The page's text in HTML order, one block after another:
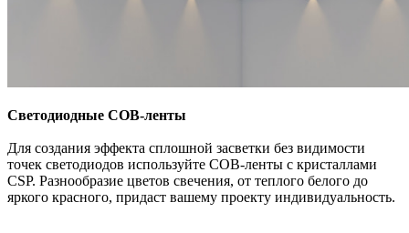
Светодиодные СОВ-ленты
Для создания эффекта сплошной засветки без видимости
точек светодиодов используйте СОВ-ленты с кристаллами
CSP. Разнообразие цветов свечения, от теплого белого до
яркого красного, придаст вашему проекту индивидуальность.